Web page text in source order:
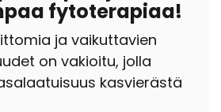
fytoterapiaa!
ja vaikuttavien
on vakioitu, jolla
kasvierästä